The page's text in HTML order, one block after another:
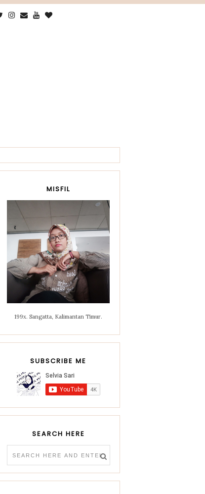
MISFIL
199x. Sangatta, Kalimantan Timur.
SUBSCRIBE ME
SEARCH HERE